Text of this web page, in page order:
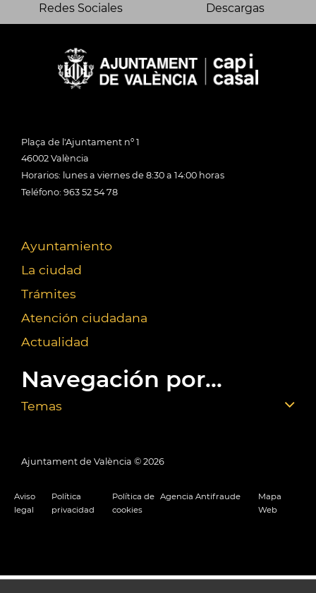
Redes Sociales Descargas
Plaça de l'Ajuntament nº 1
46002 València
Horarios: lunes a viernes de 8:30 a 14:00 horas
Teléfono: 963 52 54 78
Ayuntamiento
La ciudad
Trámites
Atención ciudadana
Actualidad
Navegación por...
Temas
Ajuntament de València © 2026
Aviso
legal
Política
privacidad
Política de
cookies
Agencia Antifraude
Mapa
Web